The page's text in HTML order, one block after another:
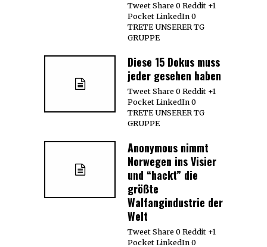
Tweet Share 0 Reddit +1
Pocket LinkedIn 0
TRETE UNSERER TG
GRUPPE
Diese 15 Dokus muss
jeder gesehen haben
Tweet Share 0 Reddit +1
Pocket LinkedIn 0
TRETE UNSERER TG
GRUPPE
Anonymous nimmt
Norwegen ins Visier
und “hackt” die
größte
Walfangindustrie der
Welt
Tweet Share 0 Reddit +1
Pocket LinkedIn 0